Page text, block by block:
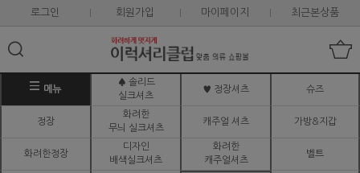
로그인 회원가입 마이페이지 최근본상품
메뉴
♠ 솔리드
실크셔츠
♥ 정장셔츠 슈즈
정장
화려한
무늬 실크셔츠
캐주얼 셔츠 가방&지갑
화려한정장
디자인
배색실크셔츠
화려한
캐주얼셔츠
벨트